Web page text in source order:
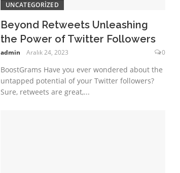
UNCATEGORIZED
Beyond Retweets Unleashing
the Power of Twitter Followers
admin Aralık 24, 2023 0
BoostGrams Have you ever wondered about the
untapped potential of your Twitter followers?
Sure, retweets are great,...